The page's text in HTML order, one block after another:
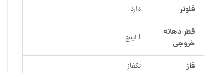
فلوتر دارد
قطر دهانه
خروجی
1 اینچ
فاز تکفاز